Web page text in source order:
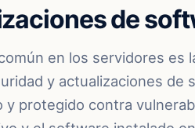
de
en los servidores es
y actualizaciones
y protegido contra